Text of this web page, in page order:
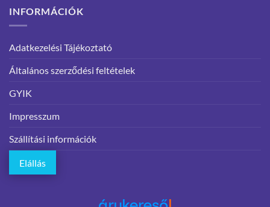
INFORMÁCIÓK
Adatkezelési Tájékoztató
Általános szerződési feltételek
GYIK
Impresszum
Szállítási információk
Elállás